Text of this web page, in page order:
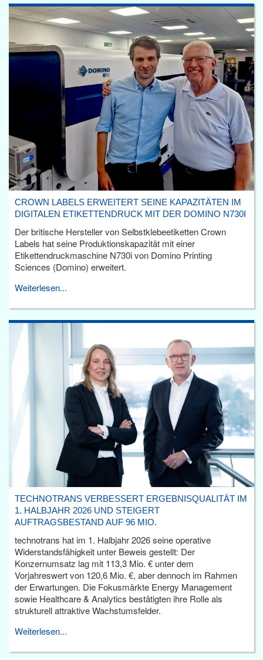
CROWN LABELS ERWEITERT SEINE KAPAZITÄTEN IM
DIGITALEN ETIKETTENDRUCK MIT DER DOMINO N730I
Der britische Hersteller von Selbstklebeetiketten Crown
Labels hat seine Produktionskapazität mit einer
Etikettendruckmaschine N730i von Domino Printing
Sciences (Domino) erweitert.
Weiterlesen...
TECHNOTRANS VERBESSERT ERGEBNISQUALITÄT IM
1. HALBJAHR 2026 UND STEIGERT
AUFTRAGSBESTAND AUF 96 MIO.
technotrans hat im 1. Halbjahr 2026 seine operative
Widerstandsfähigkeit unter Beweis gestellt: Der
Konzernumsatz lag mit 113,3 Mio. € unter dem
Vorjahreswert von 120,6 Mio. €, aber dennoch im Rahmen
der Erwartungen. Die Fokusmärkte Energy Management
sowie Healthcare & Analytics bestätigten ihre Rolle als
strukturell attraktive Wachstumsfelder.
Weiterlesen...